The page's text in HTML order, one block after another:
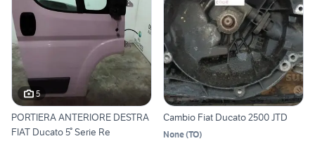
5
PORTIERA ANTERIORE DESTRA
FIAT Ducato 5° Serie Re
Cambio Fiat Ducato 2500 JTD
None(TO)